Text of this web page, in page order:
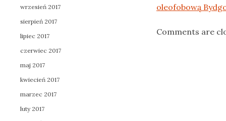
oleofobową
Comments are
wrzesień 2017
sierpień 2017
lipiec 2017
czerwiec 2017
maj 2017
kwiecień 2017
marzec 2017
luty 2017